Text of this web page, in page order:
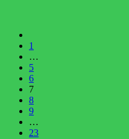
1
…
5
6
7
8
9
…
23